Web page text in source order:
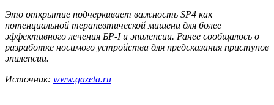
Это открытие подчеркивает важность SP4 как
потенциальной терапевтической мишени для более
эффективного лечения БР-I и эпилепсии. Ранее сообщалось о
разработке носимого устройства для предсказания приступов
эпилепсии.
Источник: www.gazeta.ru